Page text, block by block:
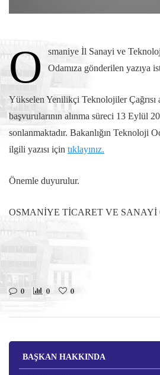
O
smaniye İl Sanayi ve
Odamıza gönderilen yazıya
Yükselen Yenilikçi Teknolojiler Çağrısı
başvurularının alınma süreci 13 Eylül
sonlanmaktadır. Bakanlığın Teknoloji
ilgili yazısı için tıklayınız.
Önemle duyurulur.
OSMANİYE TİCARET VE SANAYİ
0 0 0
BAŞKAN HAKKINDA